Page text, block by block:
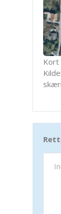
Kort